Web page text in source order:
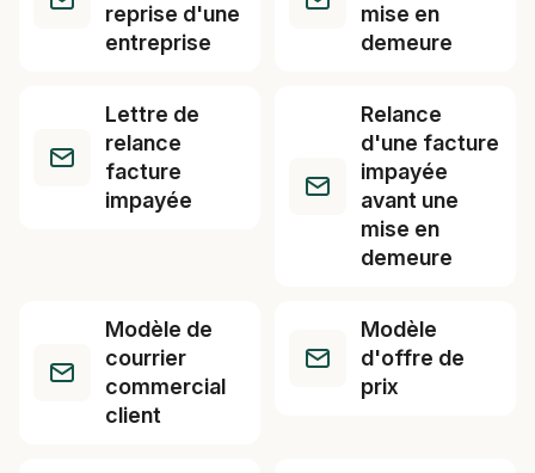
reprise d'une
entreprise
mise en
demeure
Lettre de
relance
facture
impayée
Relance
d'une facture
impayée
avant une
mise en
demeure
Modèle de
courrier
commercial
client
Modèle
d'offre de
prix